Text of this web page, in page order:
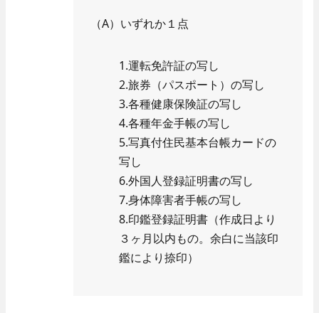
（A）いずれか１点
1.運転免許証の写し
2.旅券（パスポート）の写し
3.各種健康保険証の写し
4.各種年金手帳の写し
5.写真付住民基本台帳カードの
写し
6.外国人登録証明書の写し
7.身体障害者手帳の写し
8.印鑑登録証明書（作成日より
３ヶ月以内もの。余白に当該印
鑑により捺印）